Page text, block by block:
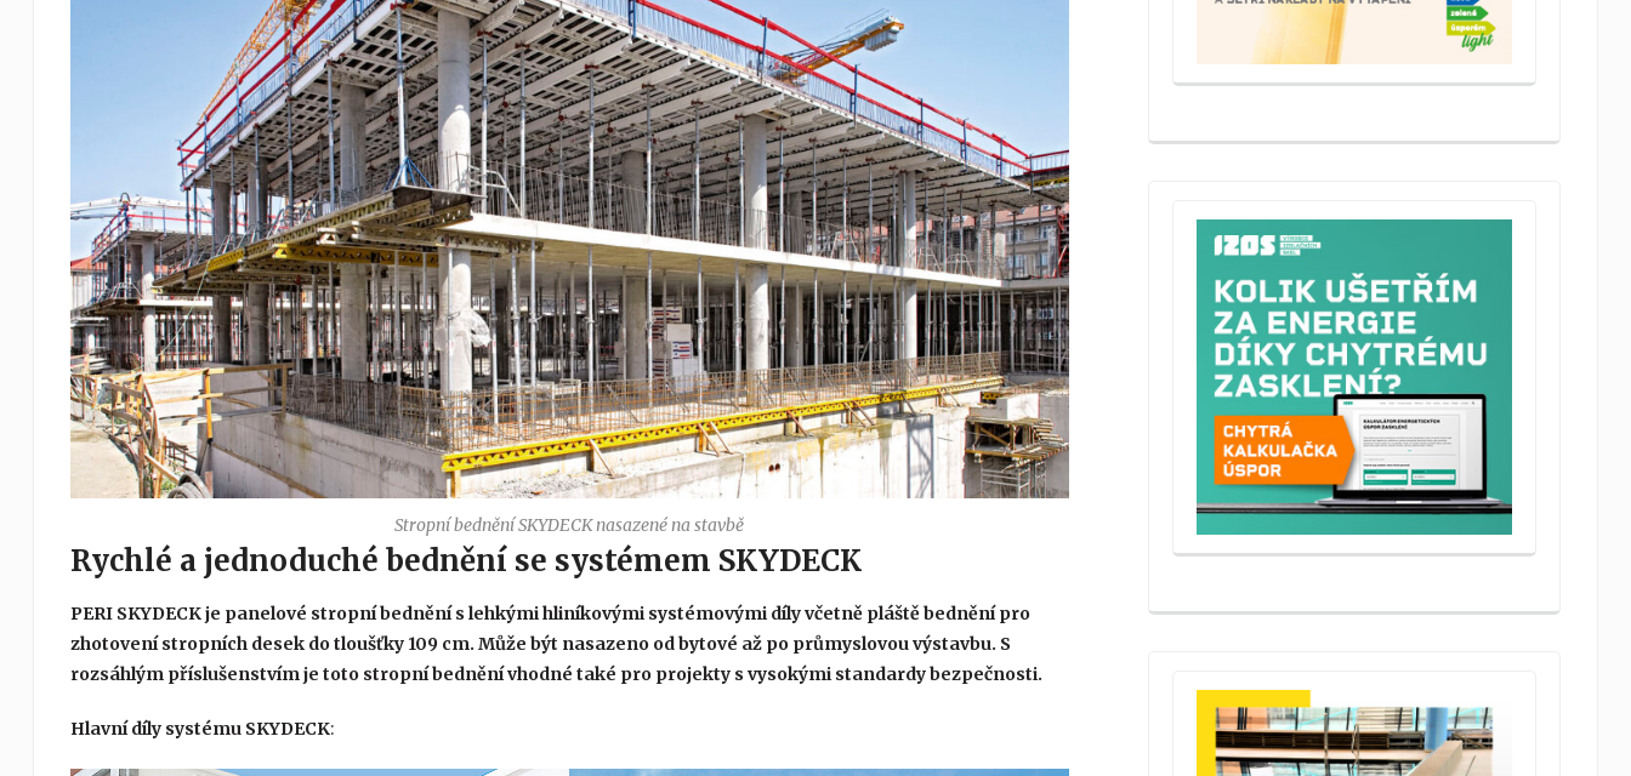
Stropní bednění SKYDECK nasazené na stavbě
Rychlé a jednoduché bednění se systémem SKYDECK
PERI SKYDECK je panelové stropní bednění s lehkými hliníkovými systémovými díly včetně pláště bednění pro
zhotovení stropních desek do tloušťky 109 cm. Může být nasazeno od bytové až po průmyslovou výstavbu. S
rozsáhlým příslušenstvím je toto stropní bednění vhodné také pro projekty s vysokými standardy bezpečnosti.
Hlavní díly systému SKYDECK: